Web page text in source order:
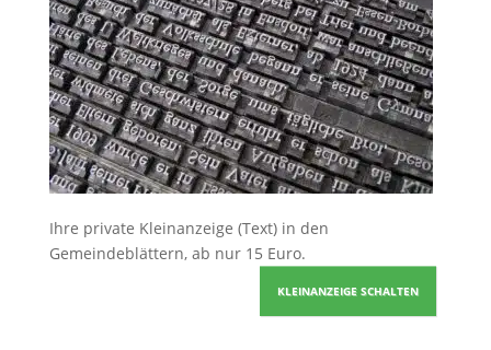
Ihre private Kleinanzeige (Text) in den
Gemeindeblättern, ab nur 15 Euro.
KLEINANZEIGE SCHALTEN